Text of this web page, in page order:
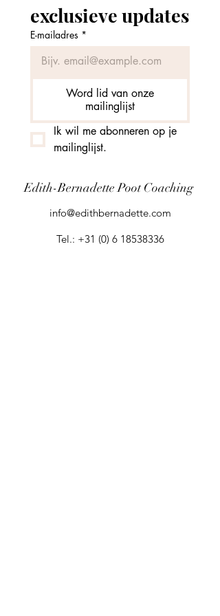
exclusieve updates
E-mailadres *
Word lid van onze
mailinglijst
Ik wil me abonneren op je
mailinglijst.
Edith-Bernadette Poot Coaching
info@edithbernadette.com
Tel.: +31 (0) 6 18538336